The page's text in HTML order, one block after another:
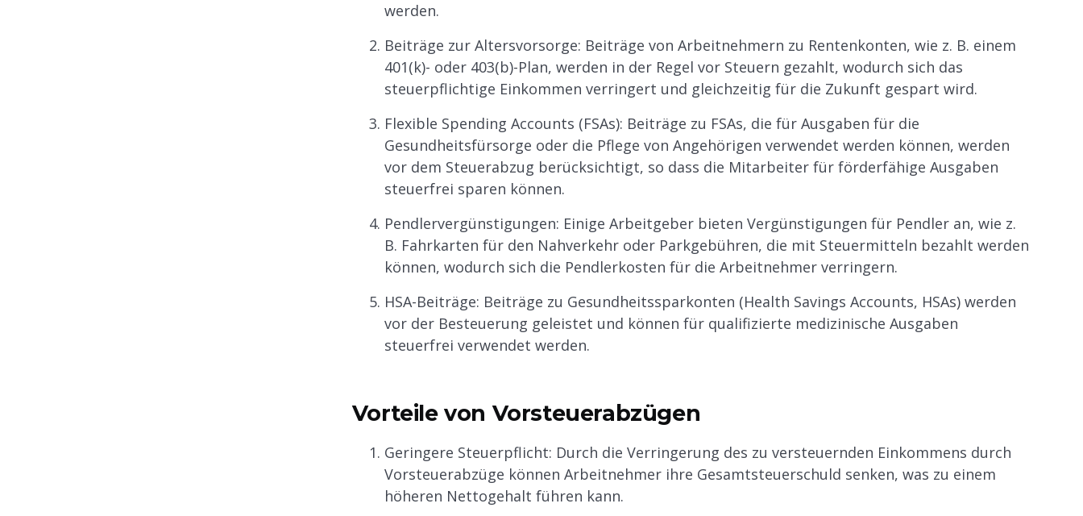
werden.
Beiträge zur Altersvorsorge: Beiträge von Arbeitnehmern zu Rentenkonten, wie z. B. einem
401(k)- oder 403(b)-Plan, werden in der Regel vor Steuern gezahlt, wodurch sich das
steuerpflichtige Einkommen verringert und gleichzeitig für die Zukunft gespart wird.
Flexible Spending Accounts (FSAs): Beiträge zu FSAs, die für Ausgaben für die
Gesundheitsfürsorge oder die Pflege von Angehörigen verwendet werden können, werden
vor dem Steuerabzug berücksichtigt, so dass die Mitarbeiter für förderfähige Ausgaben
steuerfrei sparen können.
Pendlervergünstigungen: Einige Arbeitgeber bieten Vergünstigungen für Pendler an, wie z.
B. Fahrkarten für den Nahverkehr oder Parkgebühren, die mit Steuermitteln bezahlt werden
können, wodurch sich die Pendlerkosten für die Arbeitnehmer verringern.
HSA-Beiträge: Beiträge zu Gesundheitssparkonten (Health Savings Accounts, HSAs) werden
vor der Besteuerung geleistet und können für qualifizierte medizinische Ausgaben
steuerfrei verwendet werden.
Vorteile von Vorsteuerabzügen
Geringere Steuerpflicht: Durch die Verringerung des zu versteuernden Einkommens durch
Vorsteuerabzüge können Arbeitnehmer ihre Gesamtsteuerschuld senken, was zu einem
höheren Nettogehalt führen kann.